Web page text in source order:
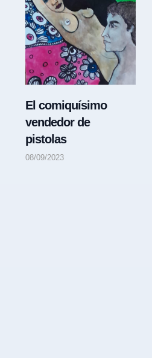
El comiquísimo
vendedor de
pistolas
08/09/2023